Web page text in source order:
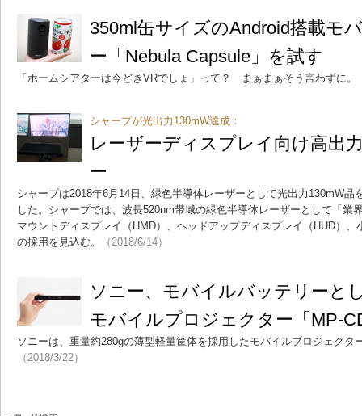
350ml缶サイズのAndroid搭載モ
ー「Nebula Capsule」を試す
「ホームシアターは今どきVRでしょ」って？ まぁまぁそう言わずに。
シャープが光出力130mW達成：
レーザーディスプレイ向け高出
ー
シャープは2018年6月14日、緑色半導体レーザーとして光出力130mW品
した。シャープでは、波長520nm帯域の緑色半導体レーザーとして「業
マウントディスプレイ（HMD）、ヘッドアップディスプレイ（HUD）
の採用を見込む。
（2018/6/14）
ソニー、モバイルバッテリーと
モバイルプロジェクター「MP-
ソニーは、重量約280gの薄型軽量筐体を採用したモバイルプロジェクタ
（2018/3/22）